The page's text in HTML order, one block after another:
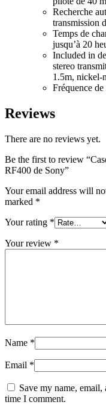
Recherche
transmission
Temps de
jusqu’à 20
Included in
stereo
1.5m, nickel-
Fréquence
Reviews
There are no reviews yet.
Be the first to review
RF400 de Sony”
Your email address will
marked *
Your rating *
Your review *
Name *
Email *
Save my name,
time I comment.